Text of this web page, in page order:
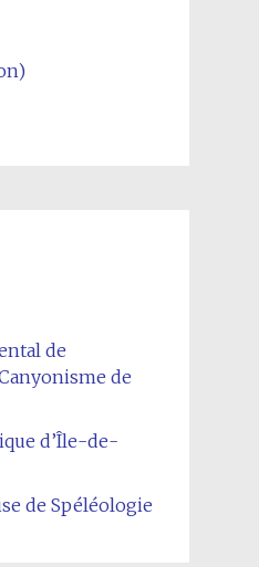
de
de
d’Île-de-
de Spéléologie